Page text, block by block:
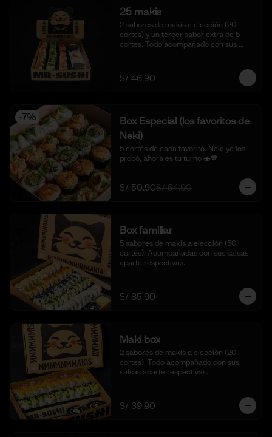
25 makis
2 sabores de makis a elección (20
cortes) y un tercer sabor extra de 5
cortes. Todo acompañado con sus
S/ 46.90
-7%
Box Especial (los favoritos de
Neki)
5 cortes de cada favorito. Neki ya los
probó, ahora es tu turno 🍣🧡
S/ 50.90S/ 54.90
Box familiar
5 sabores de makis a elección (50
cortes). Acompañadas con sus salsas
aparte respectivas.
S/ 85.90
Maki box
2 sabores de makis a elección (20
cortes). Todo acompañado con sus
salsas aparte respectivas.
S/ 39.90